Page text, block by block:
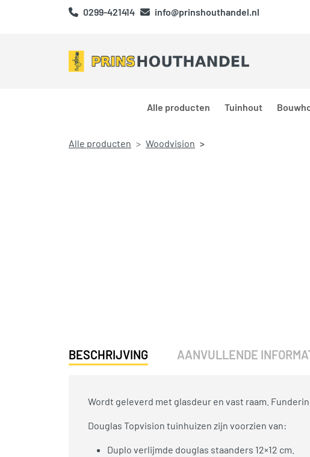
0299-421414 info@prinshouthandel.nl
Alle producten Tuinhout
Alle producten Woodvision
BESCHRIJVING AANVULLENDE
Wordt geleverd met glasdeur en vast raam.
Douglas Topvision tuinhuizen zijn voorzien van:
Duplo verlijmde douglas staanders 12×12 cm.